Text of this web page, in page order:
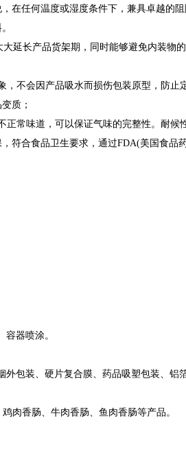
在任何温度或湿度条件下，兼具卓越的
延长产品货架期，同时能够避免内装物
不会因产品吸水而损伤包装原型，防止
质；
常味道，可以保证气味的完整性。耐候
符合食品卫生要求，通过FDA(美国食品
器喷涂。
包装、硬片复合膜、药品吸塑包装、铝
肉香肠、牛肉香肠、鱼肉香肠等产品。